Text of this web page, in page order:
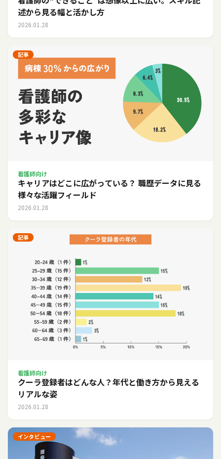
述から見る幅と活かし方
2026.01.28
記事
看護師向け
キャリアはどこに広がっている？ 職歴データに見る
様々な活躍フィールド
2026.01.28
記事
看護師向け
クーラ登録者はどんな人？年代と働き方から見える
リアルな姿
2026.01.28
インタビュー